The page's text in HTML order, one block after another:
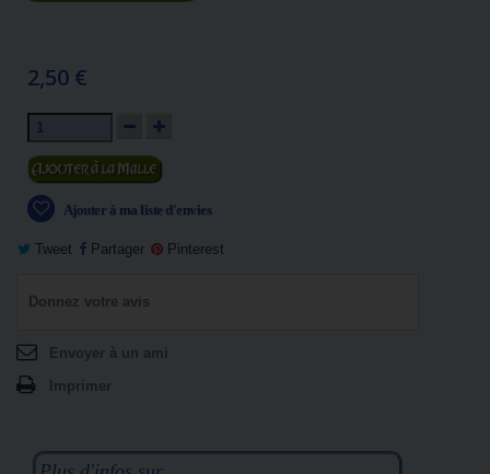
2,50 €
Ajouter au panier
Ajouter à ma liste d'envies
Tweet Partager Pinterest
Donnez votre avis
Envoyer à un ami
Imprimer